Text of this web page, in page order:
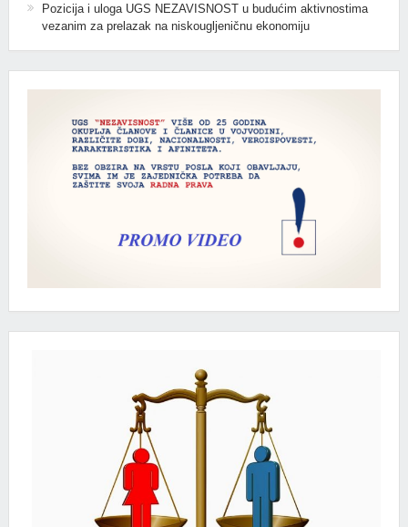
Pozicija i uloga UGS NEZAVISNOST u budućim aktivnostima
vezanim za prelazak na niskougljeničnu ekonomiju